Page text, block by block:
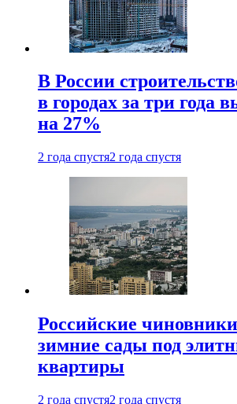
В России
в городах за три года
на 27%
2 года спустя2 года спустя
Российские
зимние сады под
квартиры
2 года спустя2 года спустя